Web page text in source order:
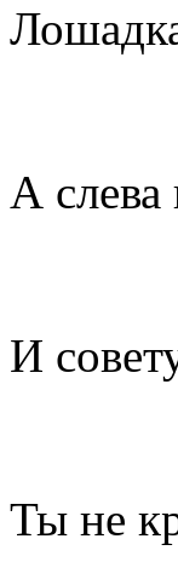
А слева
И
Ты не